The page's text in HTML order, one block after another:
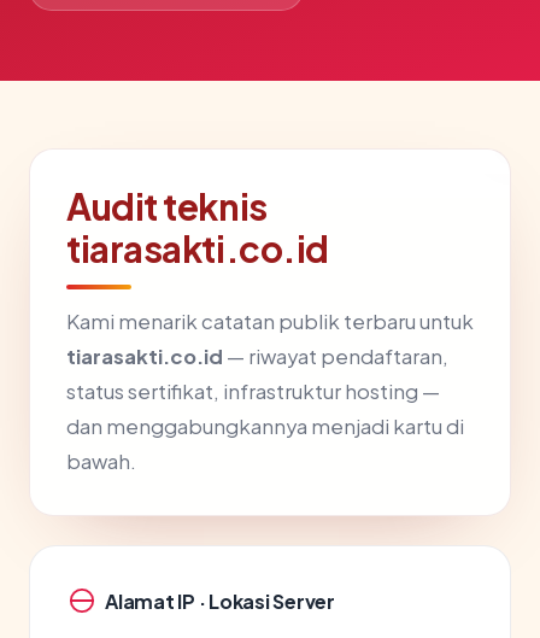
Audit teknis
tiarasakti.co.id
Kami menarik catatan publik terbaru untuk
tiarasakti.co.id — riwayat pendaftaran,
status sertifikat, infrastruktur hosting —
dan menggabungkannya menjadi kartu di
bawah.
Alamat IP · Lokasi Server